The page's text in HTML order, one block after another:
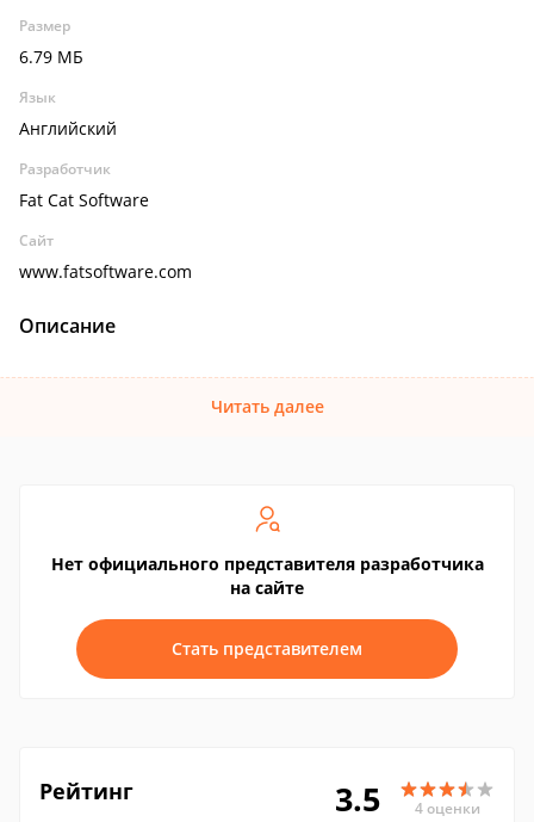
Размер
6.79 МБ
Язык
Английский
Разработчик
Fat Cat Software
Сайт
www.fatsoftware.com
Описание
Читать далее
Нет официального представителя разработчика
на сайте
Стать представителем
Рейтинг 3.5 4 оценки